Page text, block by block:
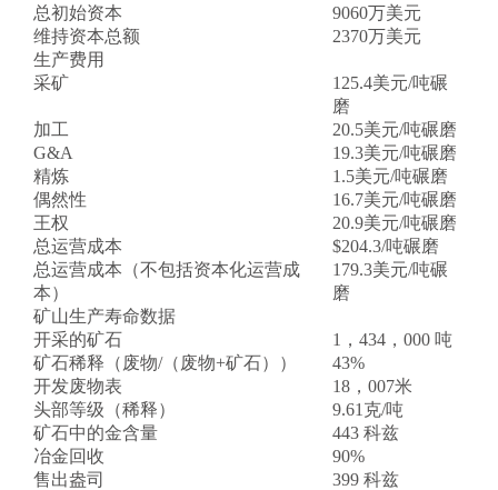
总初始资本
9060万美元
维持资本总额
2370万美元
生产费用
采矿
125.4美元/吨碾
磨
加工
20.5美元/吨碾磨
G&A
19.3美元/吨碾磨
精炼
1.5美元/吨碾磨
偶然性
16.7美元/吨碾磨
王权
20.9美元/吨碾磨
总运营成本
$204.3/吨碾磨
总运营成本（不包括资本化运营成
本）
179.3美元/吨碾
磨
矿山生产寿命数据
开采的矿石
1，434，000 吨
矿石稀释（废物/（废物+矿石））
43%
开发废物表
18，007米
头部等级（稀释）
9.61克/吨
矿石中的金含量
443 科兹
冶金回收
90%
售出盎司
399 科兹